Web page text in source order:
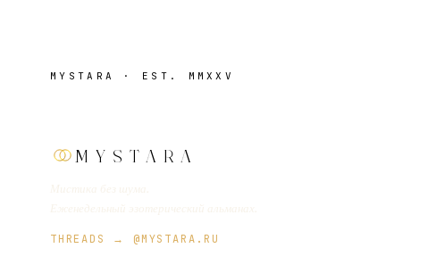
MYSTARA · EST. MMXXV
MYSTARA
THREADS → @MYSTARA.RU